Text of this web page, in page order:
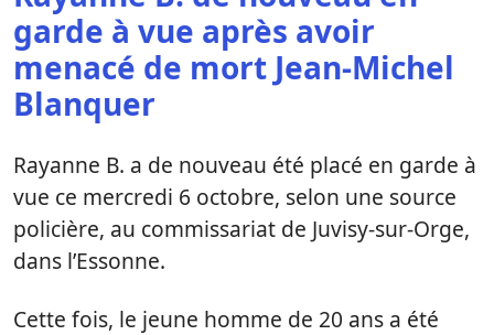
garde à vue après avoir
menacé de mort Jean-Michel
Blanquer
Rayanne B. a de nouveau été placé en garde à
vue ce mercredi 6 octobre, selon une source
policière, au commissariat de Juvisy-sur-Orge,
dans l’Essonne.
Cette fois, le jeune homme de 20 ans a été